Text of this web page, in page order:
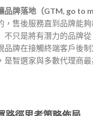
品牌落地（GTM, go to
，售後服務直到品牌能
不只是將有潛力的品牌從
品牌在接觸終端客戶後
是智選家與多數代理商